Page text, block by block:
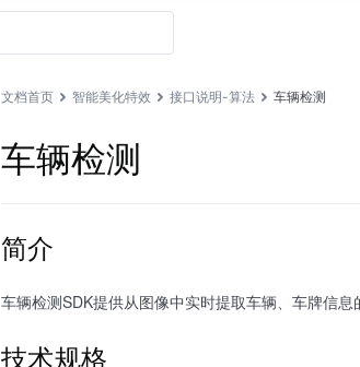
文档首页 智能美化特效 接口说明-算法 车辆检测
车辆检测
简介
车辆检测SDK提供从图像中实时提取车辆、车牌信息
技术规格